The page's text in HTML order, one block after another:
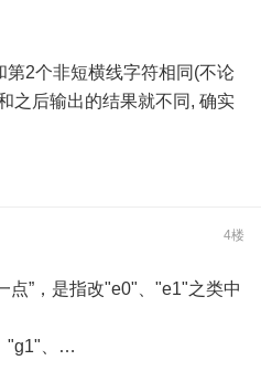
第2个非短横线字符相同(不论
之后输出的结果就不同, 确实
4楼
点”，是指改"e0"、"e1"之类中
"g1"、…